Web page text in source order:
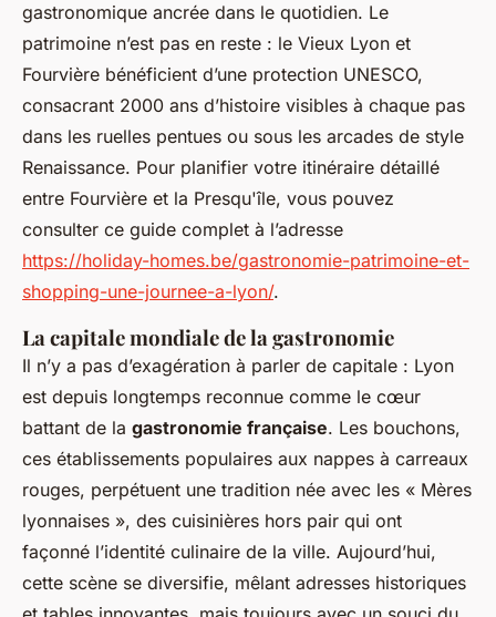
gastronomique ancrée dans le quotidien. Le
patrimoine n’est pas en reste : le Vieux Lyon et
Fourvière bénéficient d’une protection UNESCO,
consacrant 2000 ans d’histoire visibles à chaque pas
dans les ruelles pentues ou sous les arcades de style
Renaissance. Pour planifier votre itinéraire détaillé
entre Fourvière et la Presqu'île, vous pouvez
consulter ce guide complet à l’adresse
https://holiday-homes.be/gastronomie-patrimoine-et-
shopping-une-journee-a-lyon/.
La capitale mondiale de la gastronomie
Il n’y a pas d’exagération à parler de capitale : Lyon
est depuis longtemps reconnue comme le cœur
battant de la gastronomie française. Les bouchons,
ces établissements populaires aux nappes à carreaux
rouges, perpétuent une tradition née avec les « Mères
lyonnaises », des cuisinières hors pair qui ont
façonné l’identité culinaire de la ville. Aujourd’hui,
cette scène se diversifie, mêlant adresses historiques